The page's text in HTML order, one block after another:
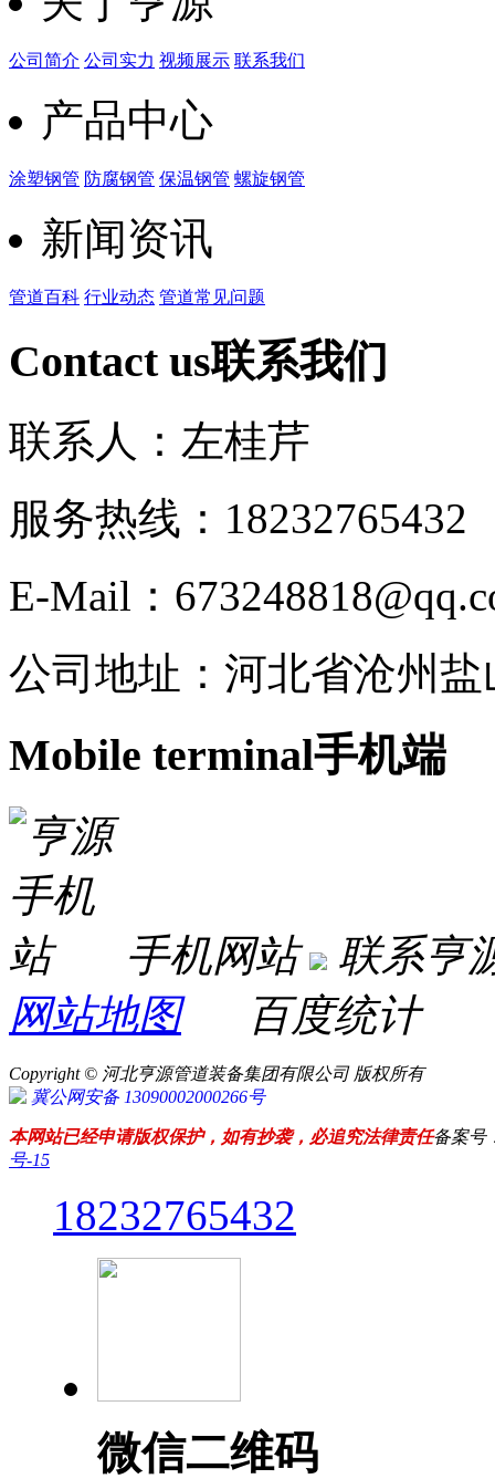
公司简介 公司实力 视频展示 联系我们
产品中心
涂塑钢管 防腐钢管 保温钢管 螺旋钢管
新闻资讯
管道百科 行业动态 管道常见问题
Contact us联系我们
联系人：左桂芹
服务热线：18232765432
E-Mail：
公司地址：河北省沧州
Mobile terminal手机端
手机网站
联系亨
网站地图百度统计
Copyright © 河北亨源管道装备集团有限公司 版权所有
冀公网安备 13090002000266号
本网站已经申请版权保护，如有抄袭，必追究法律责任备案号
号-15
18232765432
微信二维码